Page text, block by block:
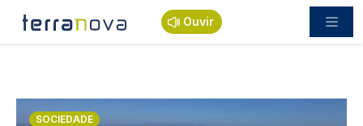
Passar para o conteúdo principal
Ouvir
Imagem
SOCIEDADE